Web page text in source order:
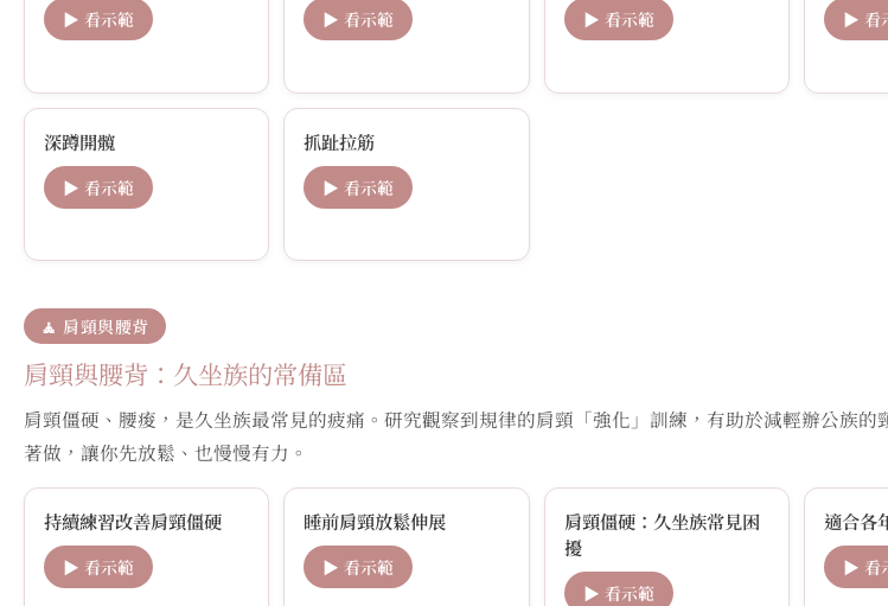
▶ 看示範 ▶ 看示範 ▶ 看示範 ▶ 看
深蹲開髖
▶ 看示範
抓趾拉筋
▶ 看示範
🧘 肩頸與腰背
肩頸與腰背：久坐族的常備區
肩頸僵硬、腰痠，是久坐族最常見的疲痛。研究觀察到規律的肩頸「強化」訓練，有助於減輕辦公族
著做，讓你先放鬆、也慢慢有力。
持續練習改善肩頸僵硬
▶ 看示範
睡前肩頸放鬆伸展
▶ 看示範
肩頸僵硬：久坐族常見困
擾
▶ 看示範
適合各
▶ 看